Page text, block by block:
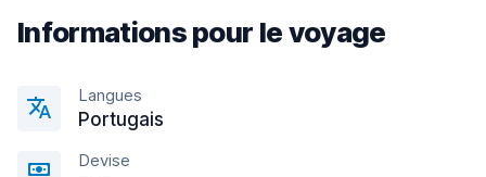
Informations pour le voyage
Langues
Portugais
Devise